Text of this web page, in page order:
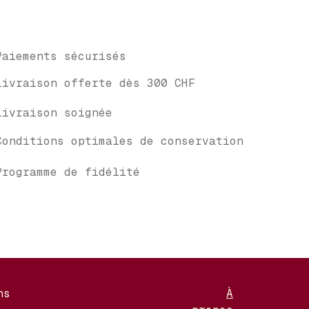
sécurisés
offerte dès 300 CHF
soignée
optimales de conservation
de fidélité
À